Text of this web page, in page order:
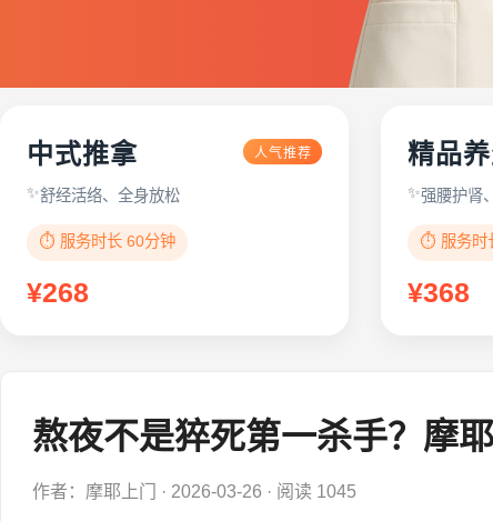
中式推拿 人气推荐
舒经活络、全身放松
⏱️ 服务时长 60分钟
¥268
精品
强腰护肾
⏱️ 服务时
¥368
熬夜不是猝死第一杀手？摩
作者：摩耶上门 · 2026-03-26 · 阅读 1045